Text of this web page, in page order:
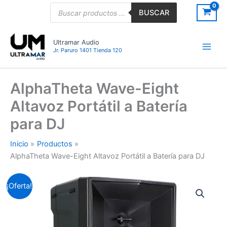
BUSCAR
Ultramar Audio
Jr. Paruro 1401 Tienda 120
AlphaTheta Wave-Eight
Altavoz Portátil a Batería
para DJ
Inicio
Productos
AlphaTheta Wave-Eight Altavoz Portátil a Batería para DJ
¡Oferta!
El
precio
original
AlphaTheta
Wave-
Eight